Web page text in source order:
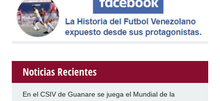
Noticias Recientes
En el CSIV de Guanare se juega el Mundial de la